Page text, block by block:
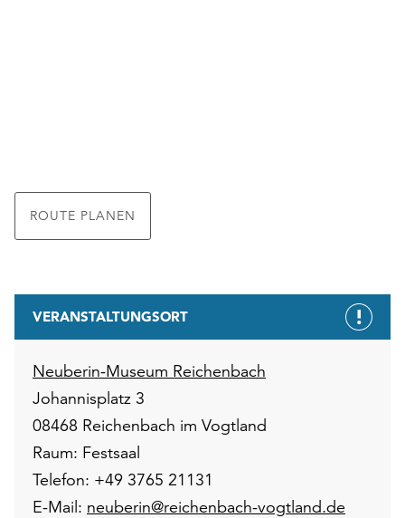
ROUTE PLANEN
VERANSTALTUNGSORT
Neuberin-Museum Reichenbach
Johannisplatz 3
08468 Reichenbach im Vogtland
Raum: Festsaal
Telefon: +49 3765 21131
E-Mail: neuberin@reichenbach-vogtland.de